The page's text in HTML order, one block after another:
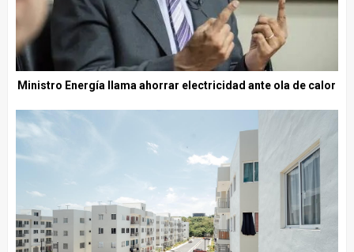
Ministro Energía llama ahorrar electricidad ante ola de calor